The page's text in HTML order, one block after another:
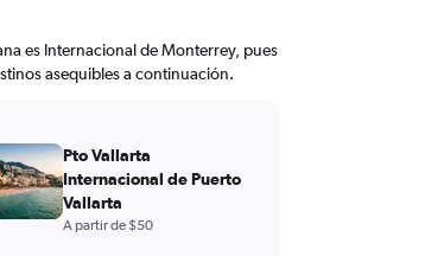
es Internacional de Monterrey, pues
asequibles a continuación.
Pto Vallarta
Internacional de Puerto
Vallarta
A partir de $50